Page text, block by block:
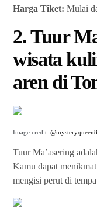
Harga Tiket: Mulai
2. Tuur
wisata
aren di
Image credit:
Tuur Ma’asering
Kamu dapat
mengisi perut di